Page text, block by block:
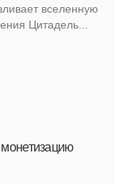
вселенную
Цитадель...